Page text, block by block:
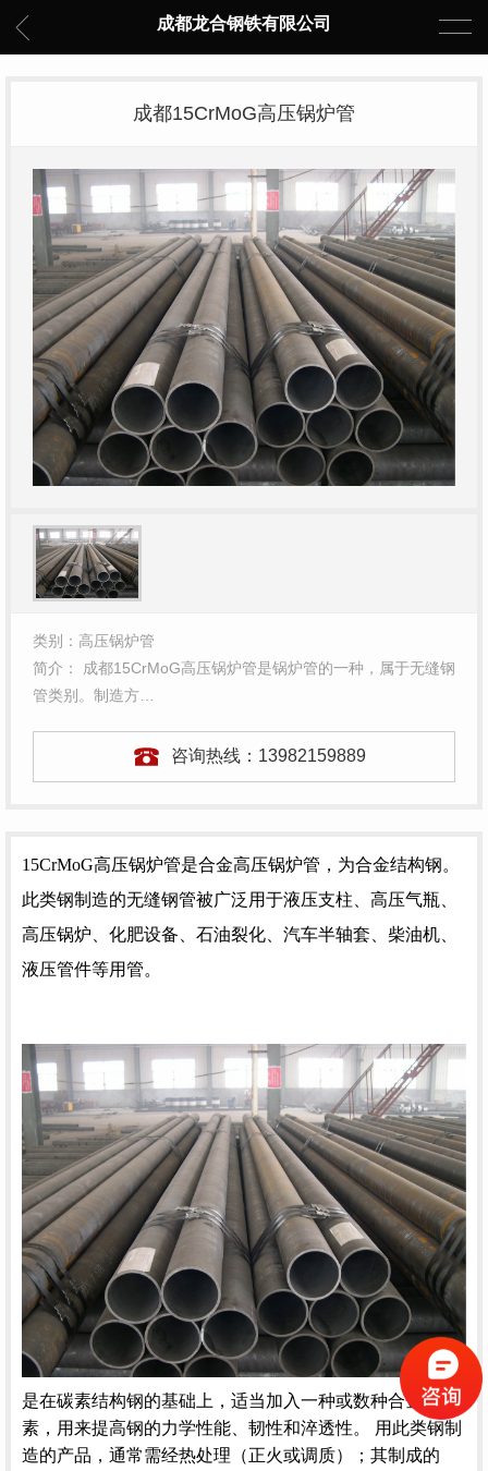
成都龙合钢铁有限公司
成都15CrMoG高压锅炉管
类别：高压锅炉管
简介： 成都15CrMoG高压锅炉管是锅炉管的一种，属于无缝钢
管类别。制造方…
咨询热线： 13982159889
15CrMoG高压锅炉管是合金高压锅炉管 ，为合金结构钢。
此类钢制造的无缝钢管被广泛用于液压支柱、高压气瓶、
高压锅炉、化肥设备、石油裂化、汽车半轴套 、柴油机、
液压管件等用管。
是在碳素结构钢的基础上，适当加入一种或数种合金元
素，用来提高钢的力学性能、韧性和淬透性。 用此类钢制
造的产品，通常需经热处理（正火或调质）；其制成的